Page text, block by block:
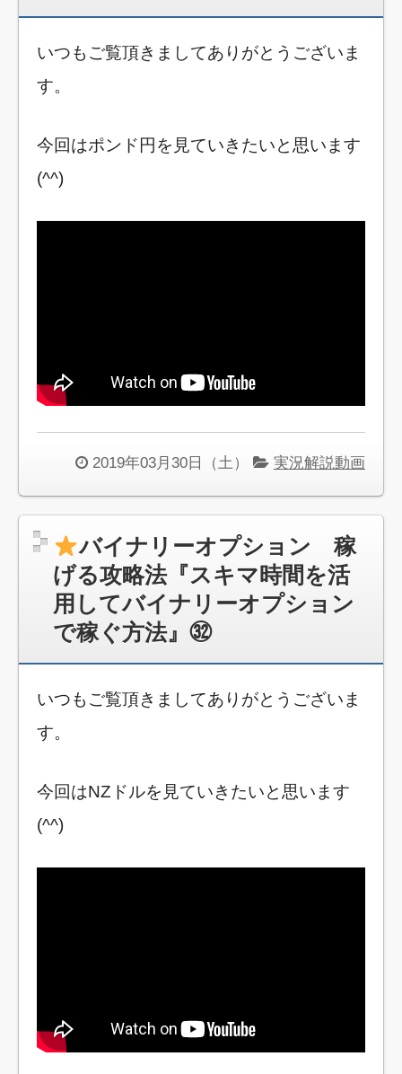
いつもご覧頂きましてありがとうございま
す。
今回はポンド円を見ていきたいと思います
(^^)
2019年03月30日（土） 実況解説動画
バイナリーオプション 稼
げる攻略法『スキマ時間を活
用してバイナリーオプション
で稼ぐ方法』㉜
いつもご覧頂きましてありがとうございま
す。
今回はNZドルを見ていきたいと思います
(^^)